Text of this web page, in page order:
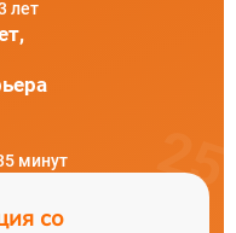
лет
минут
со